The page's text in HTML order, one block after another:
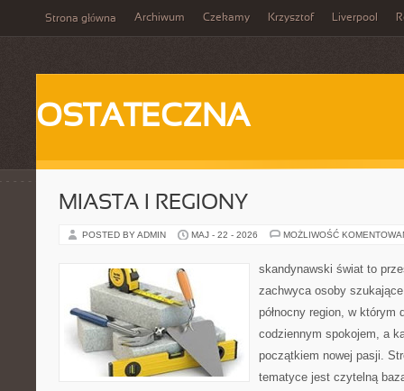
Strona główna Archiwum Czekamy Krzysztof Liverpool
OSTATECZNA
MIASTA I REGIONY
POSTED BY ADMIN MAJ - 22 - 2026 MOŻLIWOŚĆ
skandynawski świat to
zachwyca osoby
północny region, w
codziennym spokojem, a
początkiem nowej pasji.
tematyce jest czytelną